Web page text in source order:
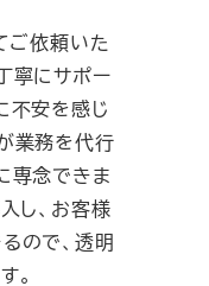
ご依頼いた
寧にサポー
不安を感じ
業務を代行
専念できま
し、お客様
ので、透明
。